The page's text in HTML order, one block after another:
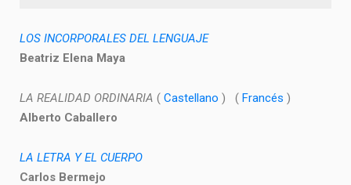
LOS INCORPORALES DEL LENGUAJE
Beatriz Elena Maya
LA REALIDAD ORDINARIA ( Castellano ) ( Francés )
Alberto Caballero
LA LETRA Y EL CUERPO
Carlos Bermejo